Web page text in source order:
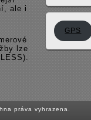
ale i
lze
GPS
práva vyhrazena.